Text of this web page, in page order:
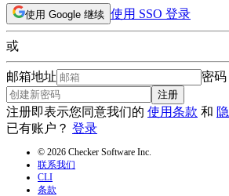
使用 Google 继续 使用 SSO 登录
或
邮箱地址 密码
注册
注册即表示您同意我们的 使用条款 和
已有账户？ 登录
© 2026 Checker Software Inc.
联系我们
CLI
条款